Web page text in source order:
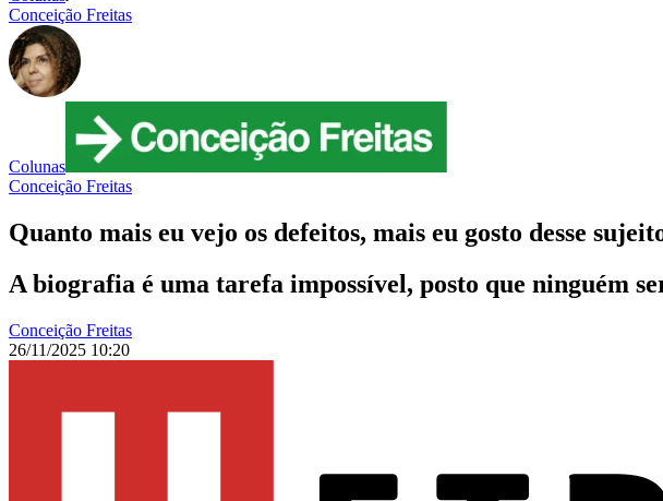
Conceição Freitas
Colunas
Conceição Freitas
Quanto mais eu vejo os defeitos, mais eu gosto desse
A biografia é uma tarefa impossível, posto que ninguém
Conceição Freitas
26/11/2025 10:20